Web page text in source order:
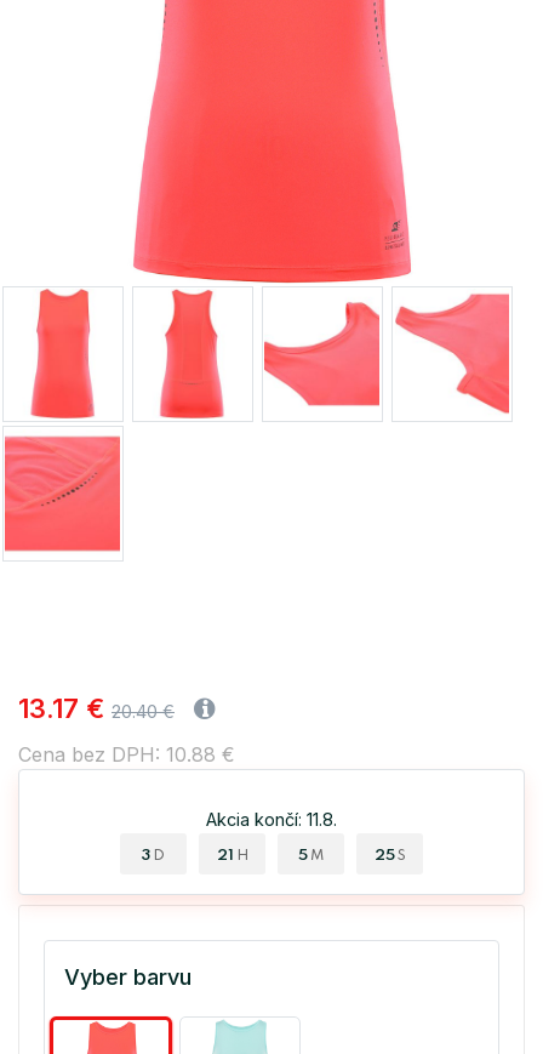
13.17 € 20.40 €
Cena bez DPH: 10.88 €
Akcia končí: 11.8.
3 D 21 H 5 M 24 S
Vyber barvu